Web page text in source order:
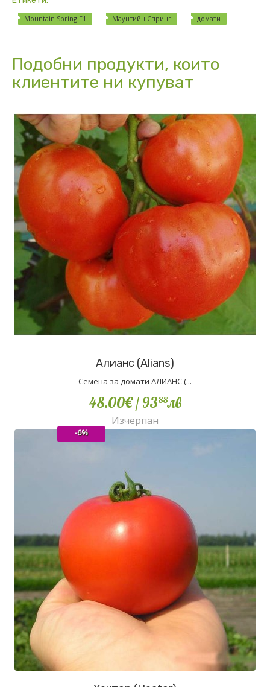
Mountain Spring F1 Маунтийн Спринг домати
Подобни продукти, които
клиентите ни купуват
Алианс (Alians)
Семена за домати АЛИАНС (...
48.00€/ 9388лв
Изчерпан
-6%